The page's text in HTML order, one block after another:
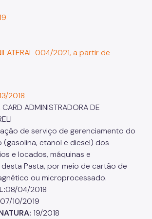
004/2021, a partir de
2018
CARD ADMINISTRADORA DE
de serviço de gerenciamento do
etanol e diesel) dos
e locados, máquinas e
Pasta, por meio de cartão de
ou microprocessado.
08/04/2018
07/10/2019
19/2018